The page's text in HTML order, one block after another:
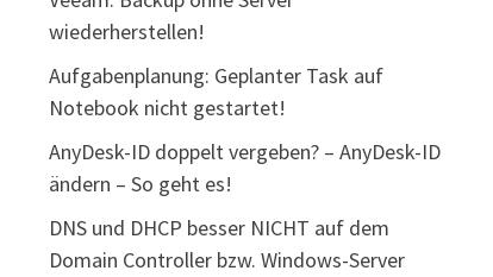
wiederherstellen!
Aufgabenplanung: Geplanter Task auf
Notebook nicht gestartet!
AnyDesk-ID doppelt vergeben? – AnyDesk-ID
ändern – So geht es!
DNS und DHCP besser NICHT auf dem
Domain Controller bzw. Windows-Server